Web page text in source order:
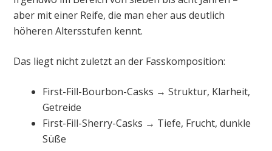
aber mit einer Reife, die man eher aus deutlich
höheren Altersstufen kennt.
Das liegt nicht zuletzt an der Fasskomposition:
First-Fill-Bourbon-Casks → Struktur, Klarheit,
Getreide
First-Fill-Sherry-Casks → Tiefe, Frucht, dunkle
Süße